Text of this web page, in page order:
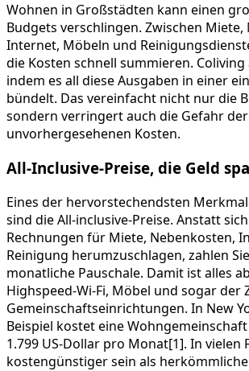
Wohnen in Großstädten kann einen
Budgets verschlingen. Zwischen Miete,
Internet, Möbeln und
die Kosten schnell summieren. Coliving
indem es all diese Ausgaben in einer
bündelt. Das vereinfacht nicht nur die
sondern verringert auch die Gefahr
unvorhergesehenen Kosten.
All-Inclusive-Preise, die Geld
Eines der hervorstechendsten
sind die All-inclusive-Preise. Anstatt
Rechnungen für Miete, Nebenkosten,
Reinigung herumzuschlagen, zahlen
monatliche Pauschale. Damit ist alles
Highspeed-Wi-Fi, Möbel und sogar der
Gemeinschaftseinrichtungen. In New
Beispiel kostet eine
1.799 US-Dollar pro Monat[1]. In vielen
kostengünstiger sein als